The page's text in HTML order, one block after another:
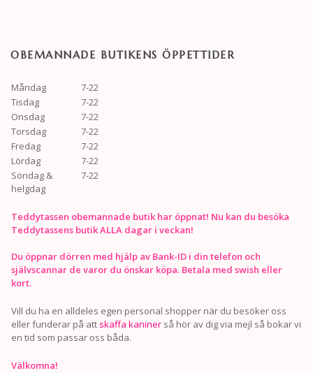
OBEMANNADE BUTIKENS ÖPPETTIDER
Måndag
7-22
Tisdag
7-22
Onsdag
7-22
Torsdag
7-22
Fredag
7-22
Lördag
7-22
Söndag &
helgdag
7-22
Teddytassen obemannade butik har öppnat! Nu kan du besöka
Teddytassens butik ALLA dagar i veckan!
Du öppnar dörren med hjälp av Bank-ID i din telefon och
självscannar de varor du önskar köpa. Betala med swish eller
kort.
Vill du ha en alldeles egen personal shopper när du besöker oss
eller funderar på att skaffa kaniner så hör av dig via mejl så bokar vi
en tid som passar oss båda.
Välkomna!